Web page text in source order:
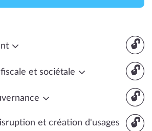
🔓
🔓
et sociétale
🔓
🔓
et création d'usages